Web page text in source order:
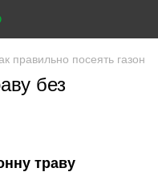
правильно посеять газон
без
траву